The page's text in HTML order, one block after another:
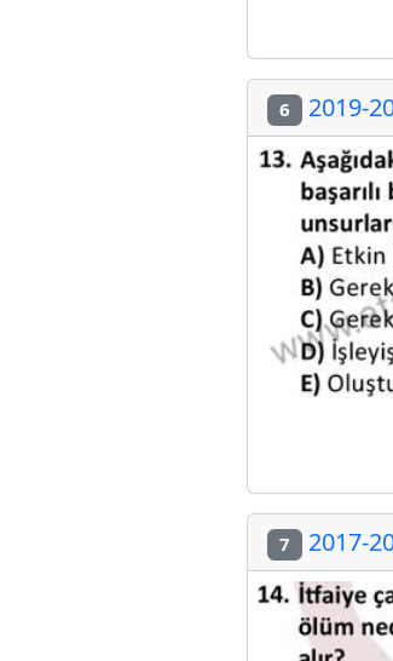
6 2019-
7 2017-